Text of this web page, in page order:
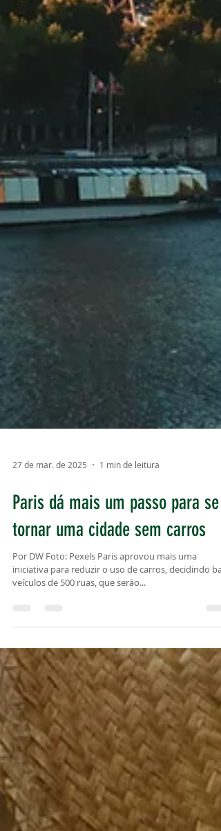
27 de mar. de 2025 1 min de leitura
Paris dá mais um passo para se
tornar uma cidade sem carros
Por DW Foto: Pexels Paris aprovou mais uma
iniciativa para reduzir o uso de carros, decidindo
veículos de 500 ruas, que serão...